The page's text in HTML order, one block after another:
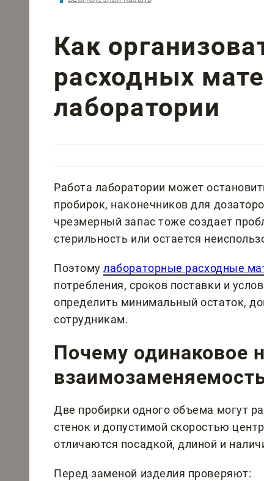
Как
расходных
лаборатории
Работа лаборатории может
пробирок, наконечников для
чрезмерный запас тоже создает
стерильность или остается
Поэтомулабораторные расходные
потребления, сроков поставки и
определить минимальный остаток,
сотрудникам.
Почему одинаковое
Две пробирки одного объема могут
стенок и допустимой скоростью
отличаются посадкой, длиной и
Перед заменой изделия проверяют: